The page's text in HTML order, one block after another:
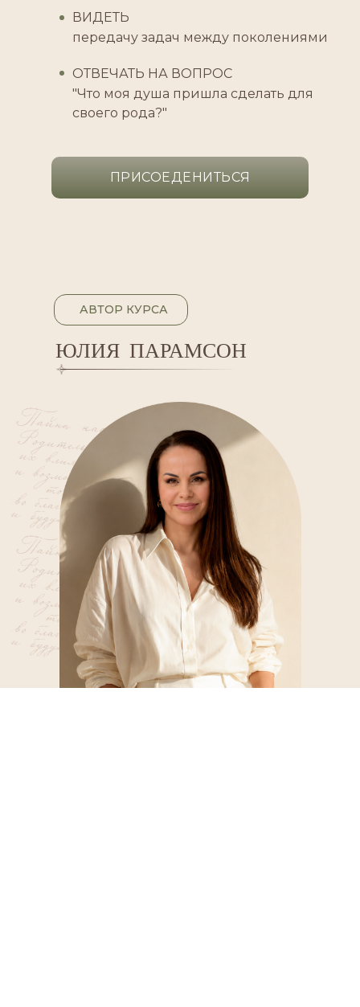
"Что моя душа пришла сделать для
своего рода?"
ОТВЕЧАТЬ НА ВОПРОС
передачу задач между поколениями
ВИДЕТЬ
ПРИСОЕДЕНИТЬСЯ
ПАРАМСОН
ЮЛИЯ
АВТОР КУРСА